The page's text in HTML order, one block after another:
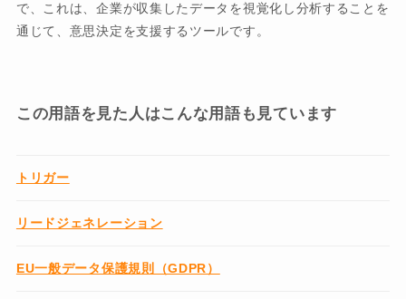
で、これは、企業が収集したデータを視覚化し分析することを
通じて、意思決定を支援するツールです。
この用語を見た人はこんな用語も見ています
トリガー
リードジェネレーション
EU一般データ保護規則（GDPR）